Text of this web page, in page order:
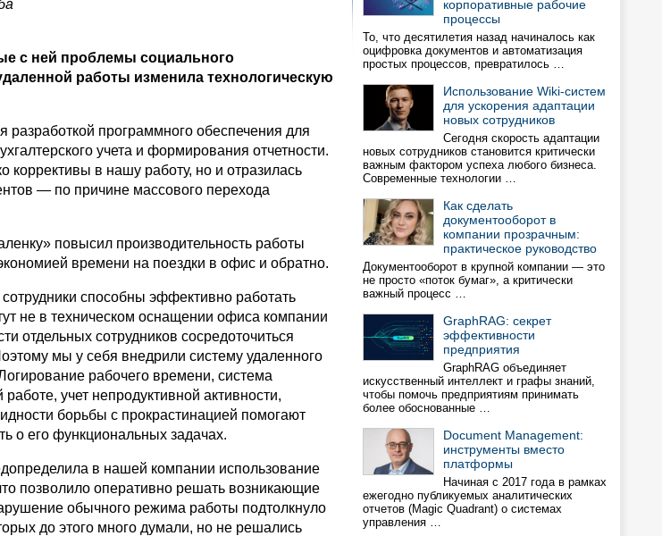
с ней проблемы социального
работы изменила технологическую
разработкой программного обеспечения для
учета и формирования отчетности.
коррективы в нашу работу, но и отразилась
— по причине массового перехода
повысил производительность работы
времени на поездки в офис и обратно.
способны эффективно работать
не в техническом оснащении офиса компании
отдельных сотрудников сосредоточиться
мы у себя внедрили систему удаленного
рабочего времени, система
учет непродуктивной активности,
борьбы с прокрастинацией помогают
о его функциональных задачах.
в нашей компании использование
позволило оперативно решать возникающие
обычного режима работы подтолкнуло
до этого много думали, но не решались
корпоративные рабочие
процессы
То, что десятилетия назад начиналось как
оцифровка документов и автоматизация
простых процессов, превратилось …
Использование Wiki-систем
для ускорения адаптации
новых сотрудников
Сегодня скорость адаптации
новых сотрудников становится критически
важным фактором успеха любого бизнеса.
Современные технологии …
Как сделать
документооборот в
компании прозрачным:
практическое руководство
Документооборот в крупной компании — это
не просто «поток бумаг», а критически
важный процесс …
GraphRAG: cекрет
эффективности
предприятия
GraphRAG объединяет
искусственный интеллект и графы знаний,
чтобы помочь предприятиям принимать
более обоснованные …
Document Management:
инструменты вместо
платформы
Начиная с 2017 года в рамках
ежегодно публикуемых аналитических
отчетов (Magic Quadrant) о системах
управления …